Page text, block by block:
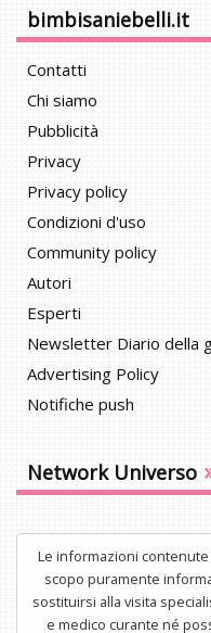
bimbisaniebelli.it
Contatti
Chi siamo
Pubblicità
Privacy
Privacy policy
Condizioni d'uso
Community policy
Autori
Esperti
Newsletter Diario della
Advertising Policy
Notifiche push
Network Universo
Le informazioni
scopo puramente
sostituirsi alla visita
e medico curante né